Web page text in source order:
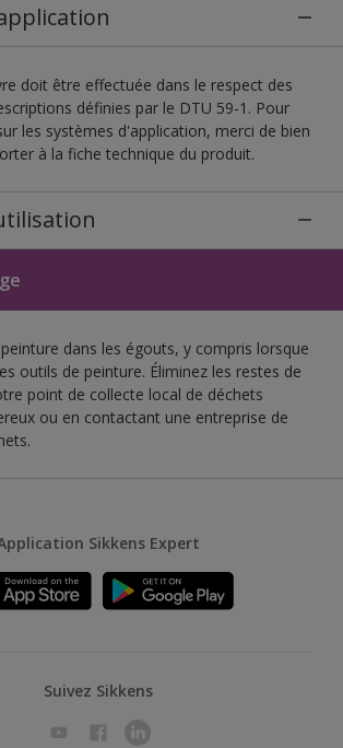
doit être effectuée dans le respect des
définies par le DTU 59-1. Pour
les systèmes d'application, merci de bien
à la fiche technique du produit.
dans les égouts, y compris lorsque
outils de peinture. Éliminez les restes de
point de collecte local de déchets
ou en contactant une entreprise de
Sikkens Expert
Suivez Sikkens